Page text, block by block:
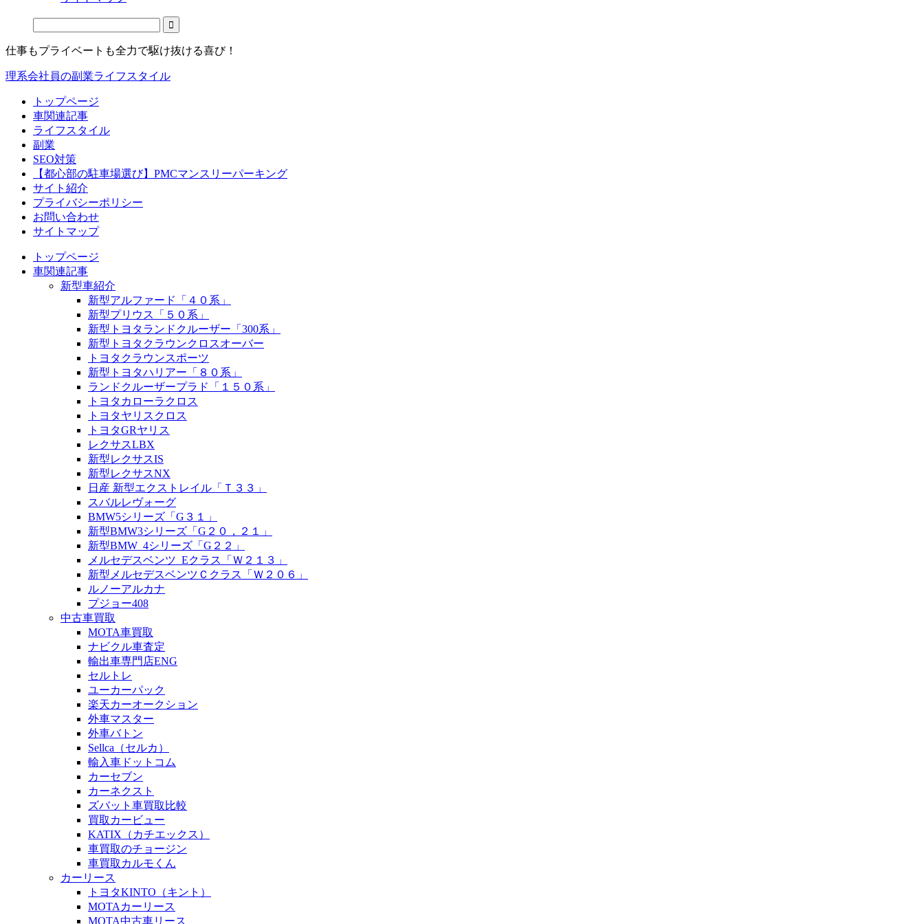
仕事もプライベートも全力で駆け抜ける喜び！
理系会社員の副業ライフスタイル
トップページ
車関連記事
ライフスタイル
副業
SEO対策
【都心部の駐車場選び】PMCマンスリーパーキング
サイト紹介
プライバシーポリシー
お問い合わせ
サイトマップ
トップページ
車関連記事
新型車紹介
新型アルファード「４０系」
新型プリウス「５０系」
新型トヨタランドクルーザー「300系」
新型トヨタクラウンクロスオーバー
トヨタクラウンスポーツ
新型トヨタハリアー「８０系」
ランドクルーザープラド「１５０系」
トヨタカローラクロス
トヨタヤリスクロス
トヨタGRヤリス
レクサスLBX
新型レクサスIS
新型レクサスNX
日産 新型エクストレイル「Ｔ３３」
スバルレヴォーグ
BMW5シリーズ「G３１」
新型BMW3シリーズ「G２０，２１」
新型BMW_4シリーズ「G２２」
メルセデスベンツ_Eクラス「Ｗ２１３」
新型メルセデスベンツＣクラス「Ｗ２０６」
ルノーアルカナ
プジョー408
中古車買取
MOTA車買取
ナビクル車査定
輸出車専門店ENG
セルトレ
ユーカーパック
楽天カーオークション
外車マスター
外車バトン
Sellca（セルカ）
輸入車ドットコム
カーセブン
カーネクスト
ズバット車買取比較
買取カービュー
KATIX（カチエックス）
車買取のチョージン
車買取カルモくん
カーリース
トヨタKINTO（キント）
MOTAカーリース
MOTA中古車リース